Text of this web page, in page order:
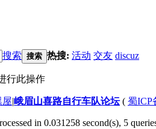
搜索 搜索 热搜: 活动 交友 discuz
行此操作
屋|峨眉山喜路自行车队论坛( 蜀ICP
in 0.031258 second(s), 5